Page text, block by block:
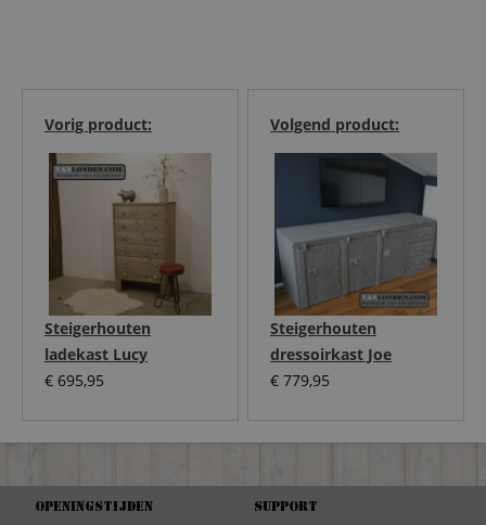
Volgend product:
Steigerhouten
dressoirkast Joe
€ 779,95
Vorig product:
Steigerhouten
ladekast Lucy
€ 695,95
Openingstijden Support